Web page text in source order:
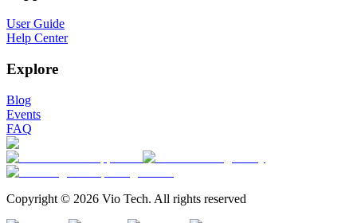
User Guide
Help Center
Explore
Blog
Events
FAQ
Copyright © 2026 Vio Tech. All rights reserved